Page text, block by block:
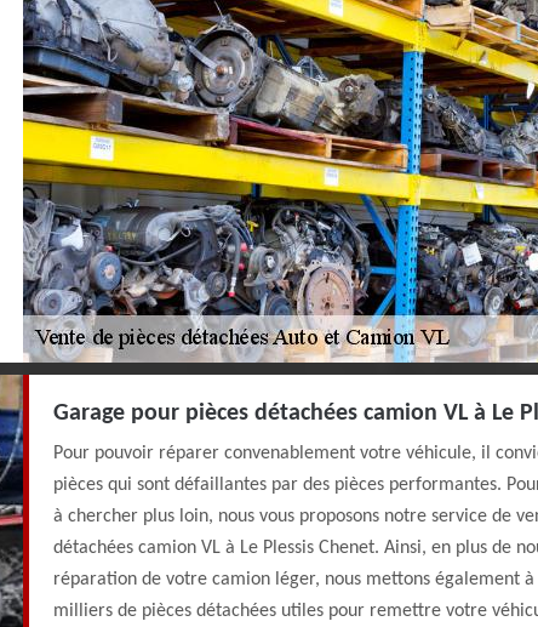
Garage pour pièces détachées camion VL à Le
Pour pouvoir réparer convenablement votre véhicule, il
pièces qui sont défaillantes par des pièces performantes.
à chercher plus loin, nous vous proposons notre service de
détachées camion VL à Le Plessis Chenet. Ainsi, en plus de
réparation de votre camion léger, nous mettons également
milliers de pièces détachées utiles pour remettre votre